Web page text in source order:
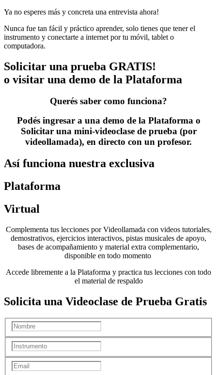
Ya no esperes más y concreta una entrevista ahora!
Nunca fue tan fácil y práctico aprender, solo tienes que tener el
instrumento y conectarte a internet por tu móvil, tablet o
computadora.
Solicitar una prueba GRATIS!
o visitar una demo de la Plataforma
Querés saber como funciona?
Podés ingresar a una demo de la Plataforma o
Solicitar una mini-videoclase de prueba (por
videollamada), en directo con un profesor.
Así funciona nuestra exclusiva
Plataforma
Virtual
Complementa tus lecciones por Videollamada con videos tutoriales,
demostrativos, ejercicios interactivos, pistas musicales de apoyo,
bases de acompañamiento y material extra complementario,
disponible en todo momento
Accede libremente a la Plataforma y practica tus lecciones con todo
el material de respaldo
Solicita una Videoclase de Prueba Gratis